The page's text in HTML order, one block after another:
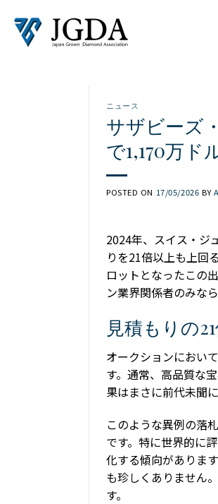
content
ニュース
サザビーズ
で1,170万ド
POSTED ON 17/05/2026 BY
2024年、スイス・ジ
りを21倍以上も上回
ロットとなったこの
ン業界関係者のみな
見積もりの
オークションにおい
す。通常、高品質な
果はまさに前代未聞
このような異例の落
です。特に世界的に
化する傾向がありま
も珍しくありません
す。